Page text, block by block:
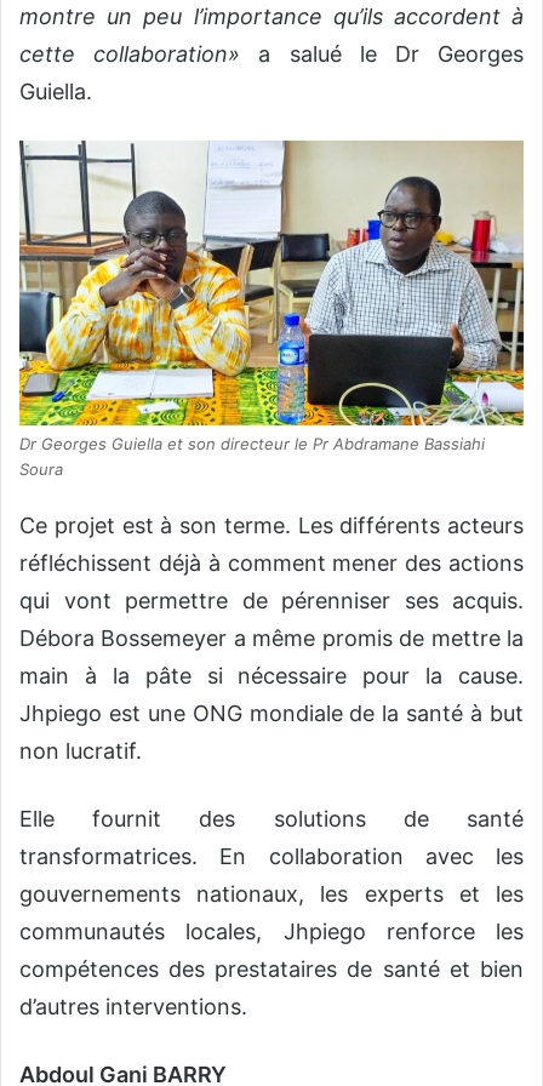
montre un peu l’importance qu’ils accordent à
cette collaboration» a salué le Dr Georges
Guiella.
Dr Georges Guiella et son directeur le Pr Abdramane Bassiahi
Soura
Ce projet est à son terme. Les différents acteurs
réfléchissent déjà à comment mener des actions
qui vont permettre de pérenniser ses acquis.
Débora Bossemeyer a même promis de mettre la
main à la pâte si nécessaire pour la cause.
Jhpiego est une ONG mondiale de la santé à but
non lucratif.
Elle fournit des solutions de santé
transformatrices. En collaboration avec les
gouvernements nationaux, les experts et les
communautés locales, Jhpiego renforce les
compétences des prestataires de santé et bien
d’autres interventions.
Abdoul Gani BARRY